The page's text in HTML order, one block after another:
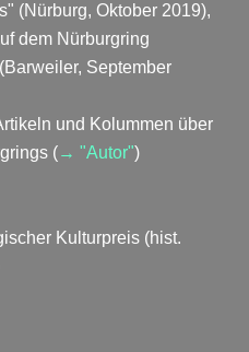
(Nürburg, Oktober 2019),
dem Nürburgring
September
und Kolummen über
(→ "Autor")
Kulturpreis (hist.